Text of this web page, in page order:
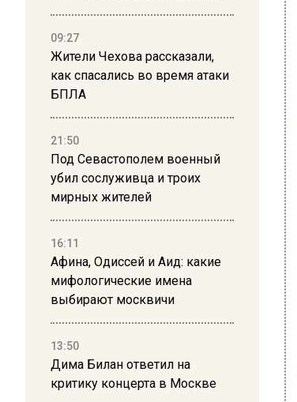
09:27
Жители Чехова рассказали,
как спасались во время атаки
БПЛА
21:50
Под Севастополем военный
убил сослуживца и троих
мирных жителей
16:11
Афина, Одиссей и Аид: какие
мифологические имена
выбирают москвичи
13:50
Дима Билан ответил на
критику концерта в Москве